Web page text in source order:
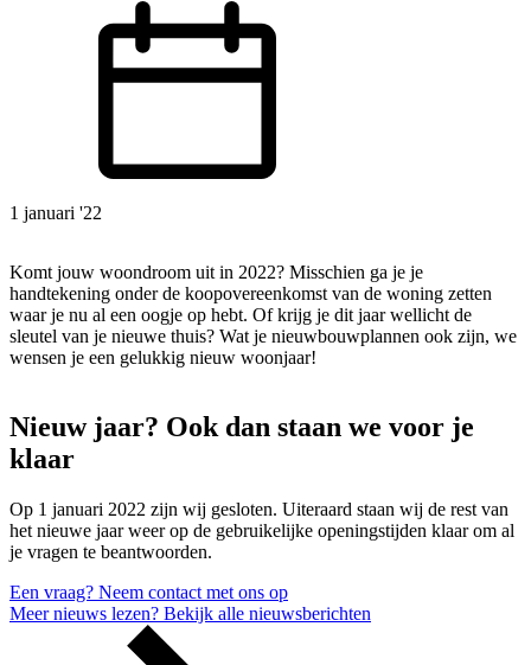
1 januari '22
Komt jouw woondroom uit in 2022? Misschien ga je je
handtekening onder de koopovereenkomst van de woning zetten
waar je nu al een oogje op hebt. Of krijg je dit jaar wellicht de
sleutel van je nieuwe thuis? Wat je nieuwbouwplannen ook zijn, we
wensen je een gelukkig nieuw woonjaar!
Nieuw jaar? Ook dan staan we voor je
klaar
Op 1 januari 2022 zijn wij gesloten. Uiteraard staan wij de rest van
het nieuwe jaar weer op de gebruikelijke openingstijden klaar om al
je vragen te beantwoorden.
Een vraag? Neem contact met ons op
Meer nieuws lezen? Bekijk alle nieuwsberichten